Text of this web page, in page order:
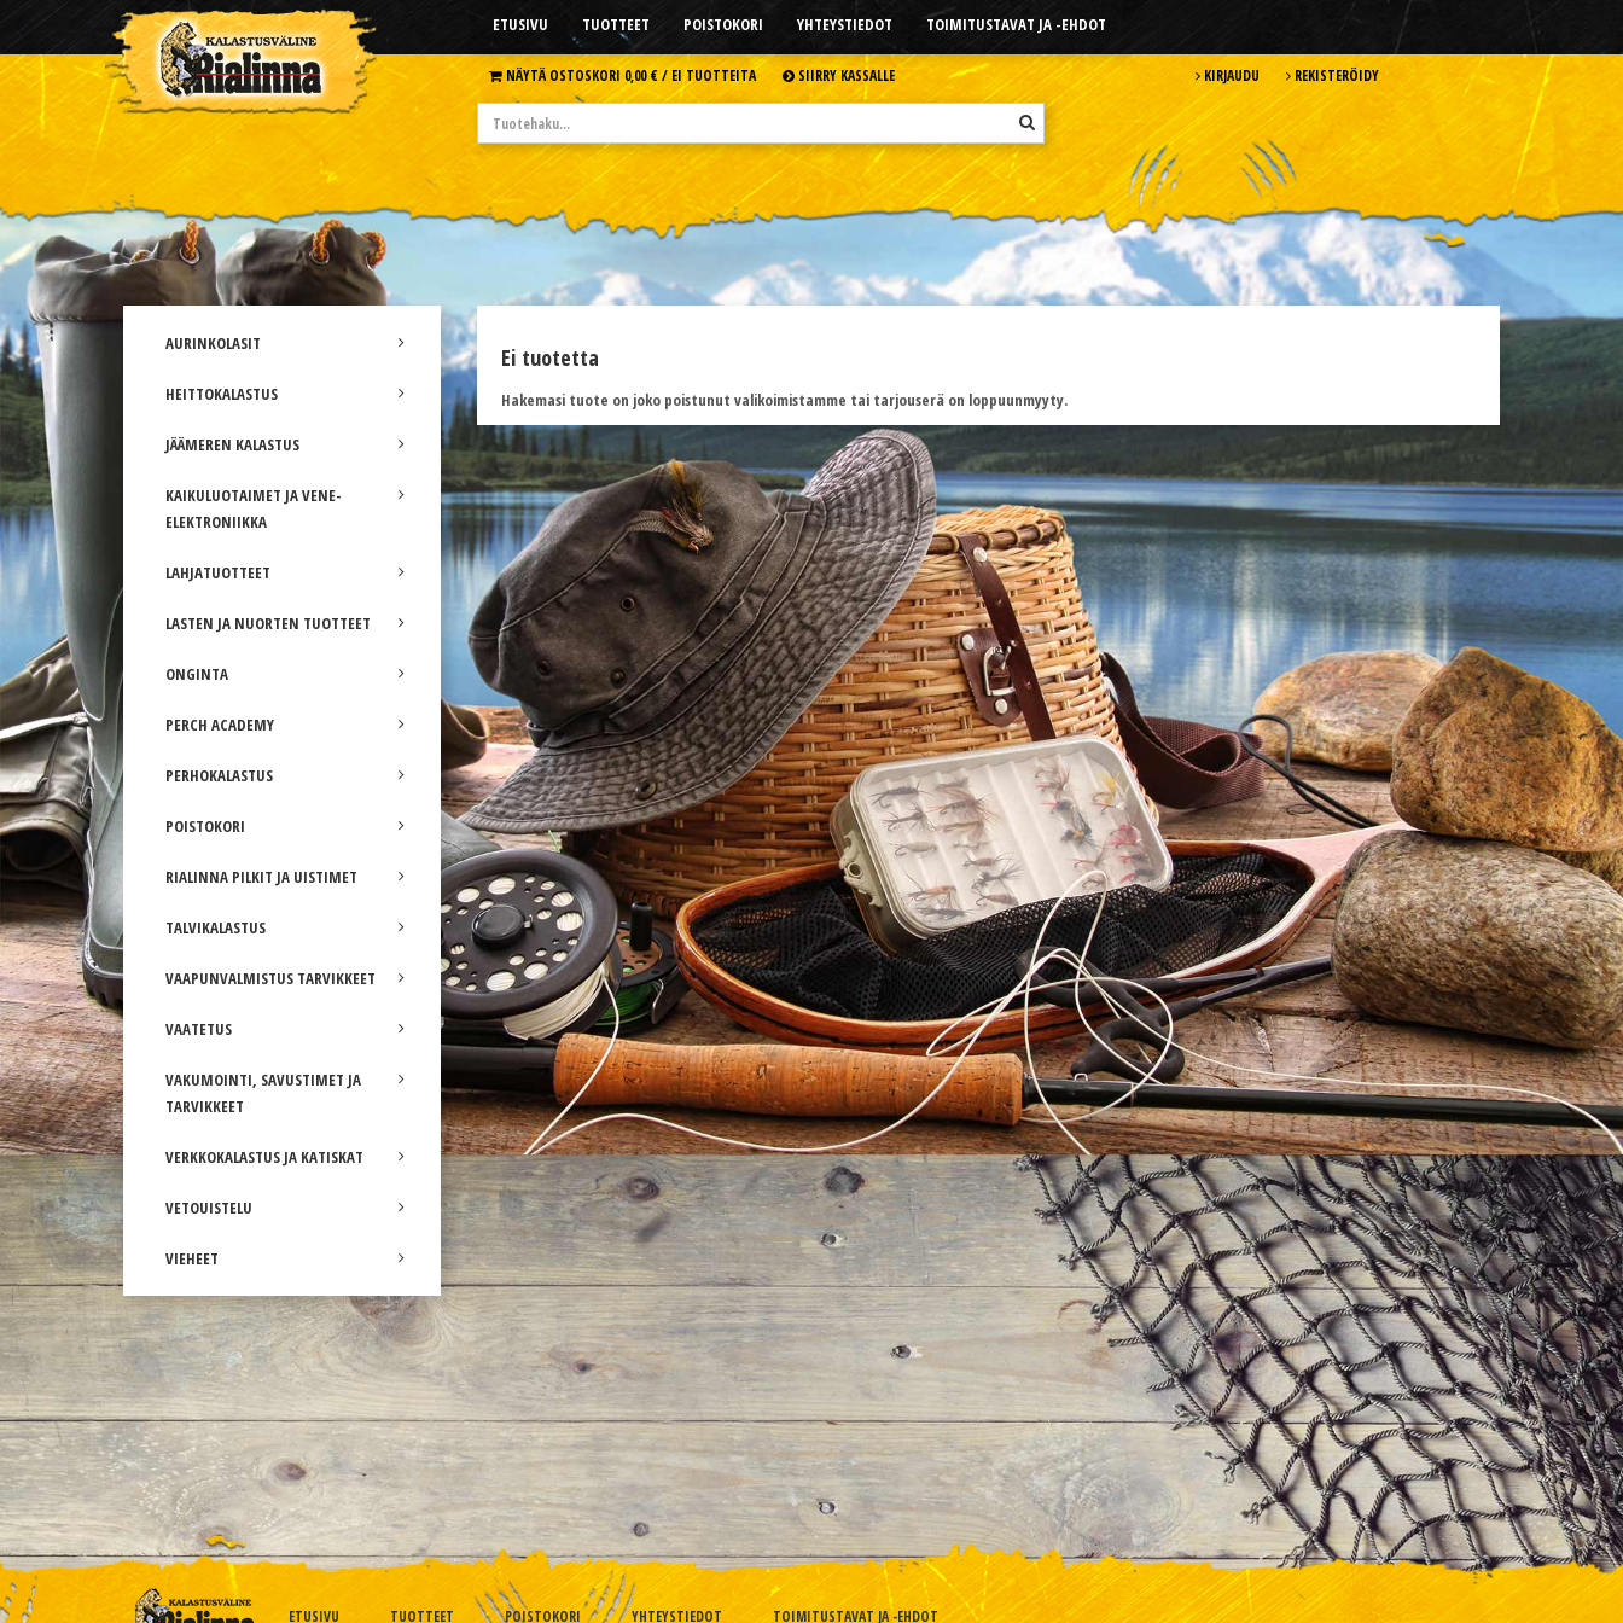
ETUSIVU TUOTTEET POISTOKORI YHTEYSTIEDOT TOIMITUSTAVAT JA -EHDOT
NÄYTÄ OSTOSKORI 0,00 € /EI TUOTTEITA SIIRRY KASSALLE KIRJAUDU REKISTERÖIDY
AURINKOLASIT
HEITTOKALASTUS
JÄÄMEREN KALASTUS
KAIKULUOTAIMET JA VENE-
ELEKTRONIIKKA
LAHJATUOTTEET
LASTEN JA NUORTEN TUOTTEET
ONGINTA
PERCH ACADEMY
PERHOKALASTUS
POISTOKORI
RIALINNA PILKIT JA UISTIMET
TALVIKALASTUS
VAAPUNVALMISTUS TARVIKKEET
VAATETUS
VAKUMOINTI, SAVUSTIMET JA
TARVIKKEET
VERKKOKALASTUS JA KATISKAT
VETOUISTELU
VIEHEET
Ei tuotetta
Hakemasi tuote on joko poistunut valikoimistamme tai tarjouserä on loppuunmyyty.
ETUSIVU TUOTTEET POISTOKORI YHTEYSTIEDOT TOIMITUSTAVAT JA -EHDOT